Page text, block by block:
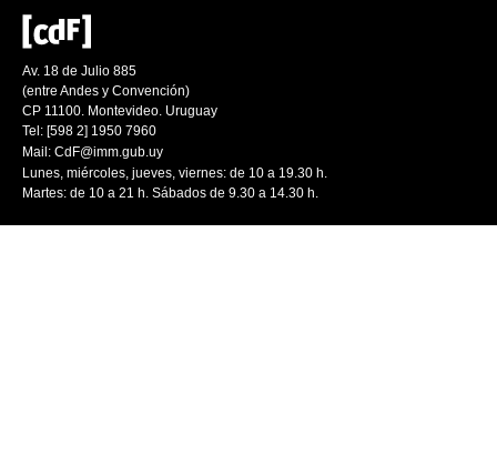
Av. 18 de Julio 885
(entre Andes y Convención)
CP 11100. Montevideo. Uruguay
Tel: [598 2] 1950 7960
Mail: CdF@imm.gub.uy
Lunes, miércoles, jueves, viernes: de 10 a 19.30 h.
Martes: de 10 a 21 h. Sábados de 9.30 a 14.30 h.